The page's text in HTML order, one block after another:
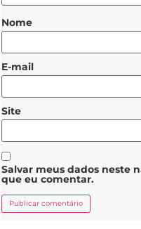
Nome
E-mail
Site
Salvar meus dados neste
que eu comentar.